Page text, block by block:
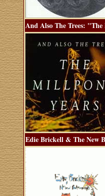
And Also The Trees:
Edie Brickell & The New